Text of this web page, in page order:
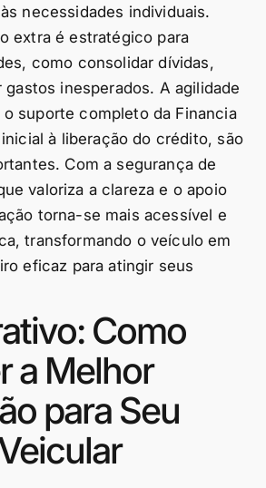
necessidades individuais.
extra é estratégico para
como consolidar dívidas,
inesperados. A agilidade
suporte completo da Financia
à liberação do crédito, são
Com a segurança de
valoriza a clareza e o apoio
torna-se mais acessível e
transformando o veículo em
eficaz para atingir seus
Como
a Melhor
para Seu